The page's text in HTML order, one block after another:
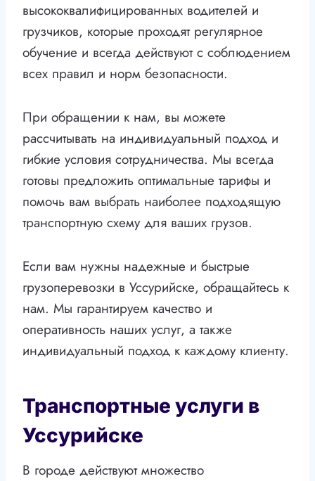
высококвалифицированных водителей и
грузчиков, которые проходят регулярное
обучение и всегда действуют с соблюдением
всех правил и норм безопасности.
При обращении к нам, вы можете
рассчитывать на индивидуальный подход и
гибкие условия сотрудничества. Мы всегда
готовы предложить оптимальные тарифы и
помочь вам выбрать наиболее подходящую
транспортную схему для ваших грузов.
Если вам нужны надежные и быстрые
грузоперевозки в Уссурийске, обращайтесь к
нам. Мы гарантируем качество и
оперативность наших услуг, а также
индивидуальный подход к каждому клиенту.
Транспортные услуги в
Уссурийске
В городе действуют множество